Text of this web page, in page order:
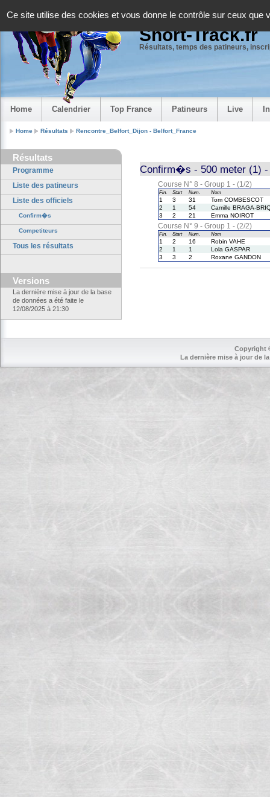
Ce site utilise des cookies et vous donne le contrôle sur ceux que
Short-Track.fr
Résultats, temps des patineurs,
Home Calendrier Top France Patineurs Live
Home Résultats Rencontre_Belfort_Dijon - Belfort_France
Résultats
Programme
Liste des patineurs
Liste des officiels
Confirm�s
Competiteurs
Tous les résultats
Versions
La dernière mise à jour de la base
de données a été faite le
12/08/2025 à 21:30
Confirm�s - 500 meter (1) -
Course N° 8 - Group 1 - (1/2)
Fin. Start Num. Nom
1 3 31
Tom COMBESCOT
2
1 54
Camille BRAGA-
3
2 21 Emma NOIROT
Course N° 9 - Group 1 - (2/2)
Fin. Start Num. Nom
1 2 16
Robin VAHE
2
1 1
Lola GASPAR
3
3 2 Roxane GANDON
Copyright
La dernière mise à jour de